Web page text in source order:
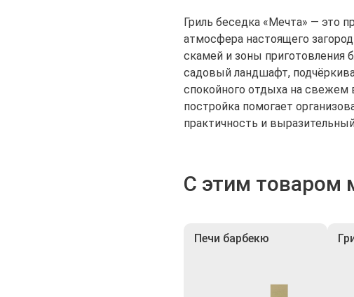
Гриль беседка «Мечта» — это
атмосфера настоящего
скамей и зоны приготовления
садовый ландшафт,
спокойного отдыха на свежем
постройка помогает
практичность и
С этим товаром
Печи барбекю